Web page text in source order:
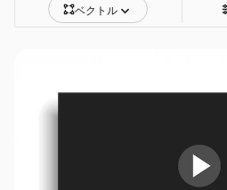
ベクトル